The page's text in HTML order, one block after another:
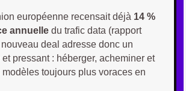
européenne recensait déjà 14 %
annuelle du trafic data (rapport
deal adresse donc un
pressant : héberger, acheminer et
toujours plus voraces en